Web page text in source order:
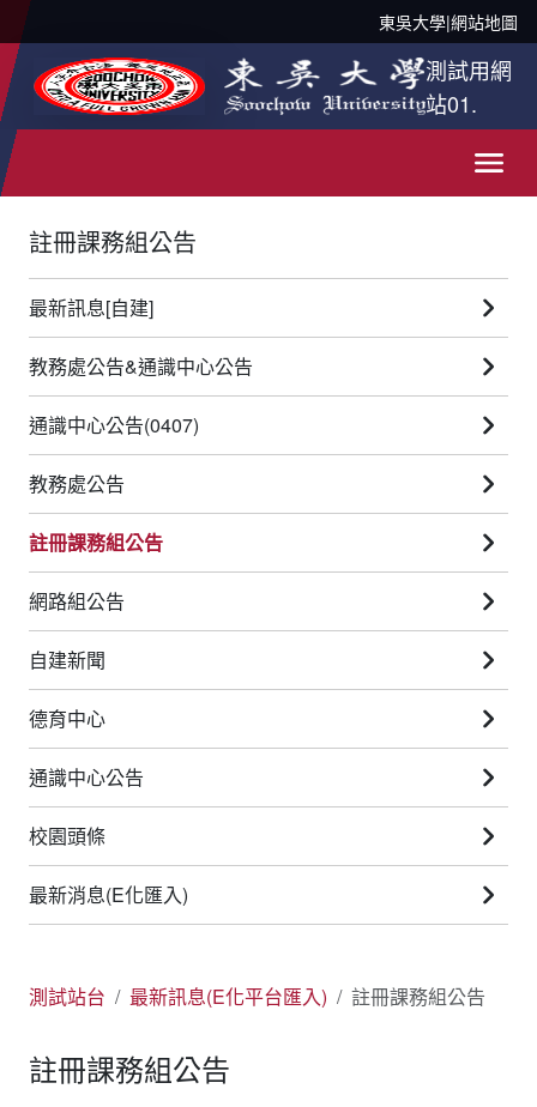
東吳大學|網站地圖
測試用網
站01.
註冊課務組公告
最新訊息[自建]
教務處公告&通識中心公告
通識中心公告(0407)
教務處公告
註冊課務組公告
網路組公告
自建新聞
德育中心
通識中心公告
校園頭條
最新消息(E化匯入)
測試站台 最新訊息(E化平台匯入) 註冊課務組公告
註冊課務組公告